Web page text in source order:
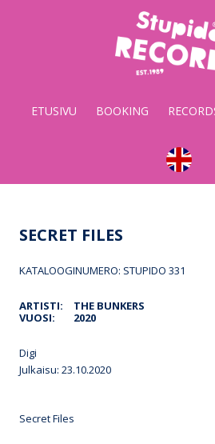
&
ETUSIVU BOOKING
SECRET FILES
KATALOOGINUMERO: STUPIDO 331
ARTISTI:
THE BUNKERS
VUOSI:
2020
Digi
Julkaisu: 23.10.2020
Secret Files